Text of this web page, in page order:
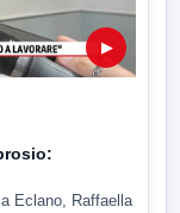
▶
Eclano, Raffaella